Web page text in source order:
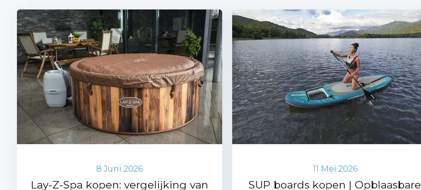
8 Juni 2026
Lay-Z-Spa kopen: vergelijking van
11 Mei 2026
SUP boards kopen | Opblaasbare